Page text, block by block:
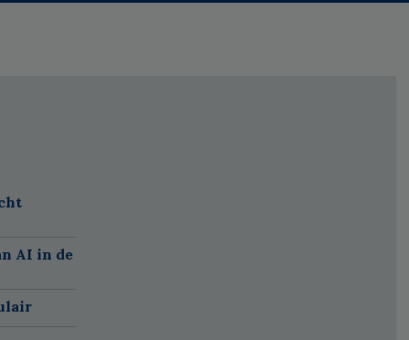
AI in de